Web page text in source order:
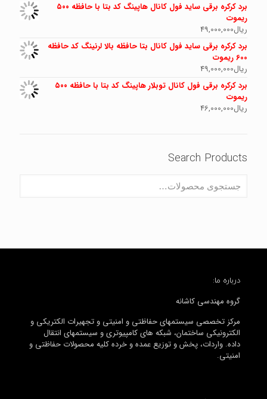
برد کرکره برقی ساید فول کانال هاپینگ کد بتا با حافظه ۵۰۰
ریموت
ریال49,000,000
برد کرکره برقی ساید فول کانال بتا حافظه بالا لرنینگ کد حافظه
600 ریموت
ریال49,000,000
برد کرکره برقی فول کانال توبلار هاپینگ کد بتا با حافظه ۵۰۰
ریموت
ریال46,000,000
Search Products
درباره ما:
گروه مهندسی کاشانه
مرکز تخصصی سیستمهای حفاظتی و امنیتی و تجهیرات الکتریکی و
الکترونیکی ساختمان، شبکه های کامپیوتری و سیستمهای انتقال
داده. واردات، پخش و توزیع عمده و خرده کلیه محصولات حفاظتی و
امنیتی.